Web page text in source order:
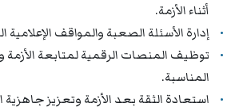
أثناء الأزمة.
إدارة الأسئلة الصعبة والمواقف
توظيف المنصات الرقمية لمتابعة الأزمة
المناسبة.
استعادة الثقة بعد الأزمة وتعزيز